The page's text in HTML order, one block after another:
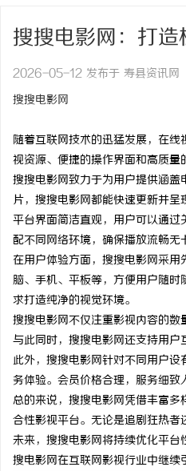
搜搜电影网：打
2026-05-12 发布于 寿县资讯网
搜搜电影网
随着互联网技术的迅猛发展，在
视资源、便捷的操作界面和高质
搜搜电影网致力于为用户提供涵
片，搜搜电影网都能快速更新并
平台界面简洁直观，用户可以通
配不同网络环境，确保播放流畅
在用户体验方面，搜搜电影网采
脑、手机、平板等，方便用户随
求打造纯净的视觉环境。
搜搜电影网不仅注重影视内容的
与此同时，搜搜电影网还支持用
此外，搜搜电影网针对不同用户
务体验。会员价格合理，服务细
总的来说，搜搜电影网凭借丰富
合性影视平台。无论是追剧狂热
未来，搜搜电影网将持续优化平
搜电影网在互联网影视行业中继